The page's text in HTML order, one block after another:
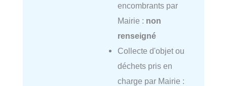
encombrants par
Mairie : non
renseigné
Collecte d'objet ou
déchets pris en
charge par Mairie :